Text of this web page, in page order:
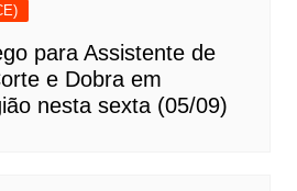
para Assistente de
e Dobra em
nesta sexta (05/09)